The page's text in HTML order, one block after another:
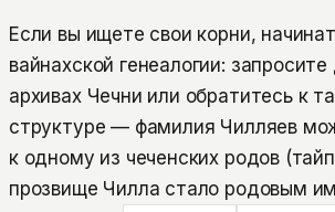
Если вы ищете свои корни,
вайнахской генеалогии:
архивах Чечни или обратитесь к
структуре — фамилия Чилляев
к одному из чеченских родов
прозвище Чилла стало родовым